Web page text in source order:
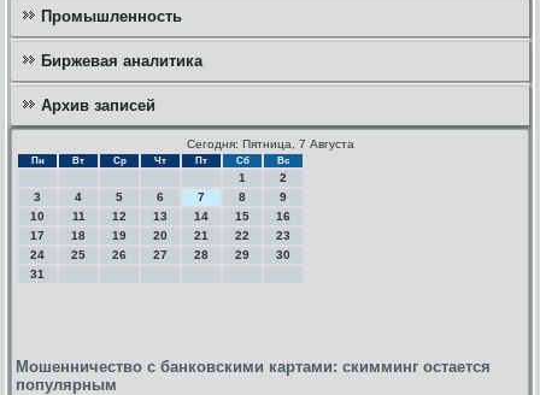
Промышленность
Биржевая аналитика
Архив записей
Сегодня: Пятница, 7 Августа
Пн Вт Ср Чт Пт Сб Вс
1
2
3
4 5 6 7 8
9
10
11 12 13 14 15
16
17
18 19 20 21 22
23
24
25 26 27 28 29
30
31
Мошенничество с банковскими картами: скимминг остается
популярным